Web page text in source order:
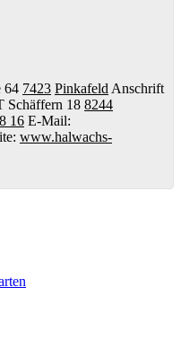
64 7423 Pinkafeld Anschrift
Schäffern 18 8244
16 E-Mail:
: www.halwachs-